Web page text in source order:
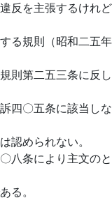
反を主張するけれど
る規則（昭和二五年
則第二五三条に反し
四〇五条に該当しな
認められない。
八条により主文のと
る。